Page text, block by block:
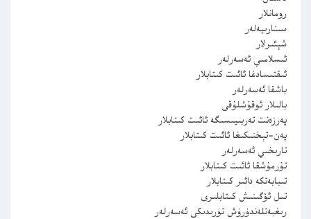
رومانلار
سىنارىيەلەر
شېئىرلار
ئىسلامىي ئەسەرلەر
ئىقتىسادغا ئائىت كىتابلار
باشقا ئەسەرلەر
بالىلار ئوقۇشلۇقى
پەرزەنت تەربىيىسىگە ئائىت كىتابلار
پەن-تېخنىكىغا ئائىت كىتابلار
تارىخىي ئەسەرلەر
تۇرمۇشقا ئائىت كىتابلار
تىبابەتكە دائىر كىتابلار
تىل ئۆگىنىش كىتابلىرى
رىغبەتلەندۈرۈش تۈرىدىكى ئەسەرلەر